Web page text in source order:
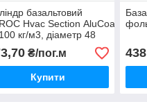
базальтовий
Hvac Section AluCoat
кг/м3, діаметр 48
товщина 30 мм.
₴/пог.м
Купити